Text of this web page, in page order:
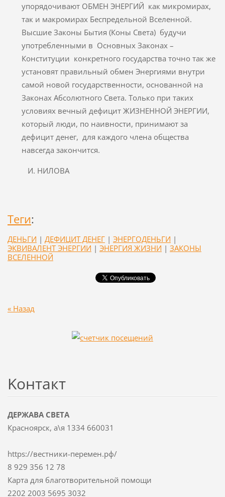
упорядочивают ОБМЕН ЭНЕРГИЙ как микромирах,
так и макромирах Беспредельной Вселенной.
Высшие Законы Бытия (Коны Света) будучи
употребленными в Основных Законах –
Конституции конкретного государства точно так же
установят правильный обмен Энергиями внутри
самой новой государственности, основанной на
Законах Абсолютного Света. Только при таких
условиях вечный дефицит ЖИЗНЕННОЙ ЭНЕРГИИ,
который люди, по наивности, принимают за
дефицит денег, для каждого члена общества
навсегда закончится.
И. НИЛОВА
Теги:
ДЕНЬГИ | ДЕФИЦИТ ДЕНЕГ | ЭНЕРГОДЕНЬГИ |
ЭКВИВАЛЕНТ ЭНЕРГИИ | ЭНЕРГИЯ ЖИЗНИ | ЗАКОНЫ
ВСЕЛЕННОЙ
« Назад
Koнтакт
ДЕРЖАВА СВЕТА
Красноярск, а\я 1334 660031
https://вестники-перемен.рф/
8 929 356 12 78
Карта для благотворительной помощи
2202 2003 5695 3032